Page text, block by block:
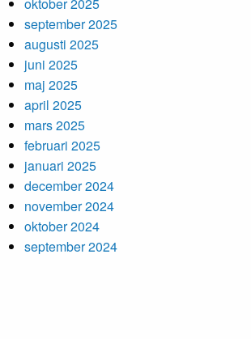
oktober 2025
september 2025
augusti 2025
juni 2025
maj 2025
april 2025
mars 2025
februari 2025
januari 2025
december 2024
november 2024
oktober 2024
september 2024